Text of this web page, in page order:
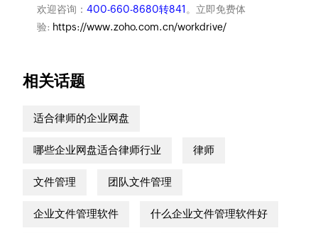
欢迎咨询： 400-660-8680转841 。立即免费体
验: https://www.zoho.com.cn/workdrive/
相关话题
适合律师的企业网盘
哪些企业网盘适合律师行业 律师
文件管理 团队文件管理
企业文件管理软件 什么企业文件管理软件好